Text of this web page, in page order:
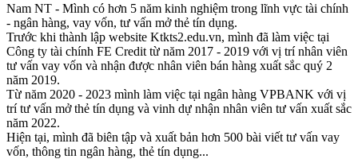
Nam NT - Mình có hơn 5 năm kinh nghiệm trong lĩnh vực tài chính
- ngân hàng, vay vốn, tư vấn mở thẻ tín dụng.
Trước khi thành lập website Ktkts2.edu.vn, mình đã làm việc tại
Công ty tài chính FE Credit từ năm 2017 - 2019 với vị trí nhân viên
tư vấn vay vốn và nhận được nhân viên bán hàng xuất sắc quý 2
năm 2019.
Từ năm 2020 - 2023 mình làm việc tại ngân hàng VPBANK với vị
trí tư vấn mở thẻ tín dụng và vinh dự nhận nhân viên tư vấn xuất sắc
năm 2022.
Hiện tại, mình đã biên tập và xuất bản hơn 500 bài viết tư vấn vay
vốn, thông tin ngân hàng, thẻ tín dụng...